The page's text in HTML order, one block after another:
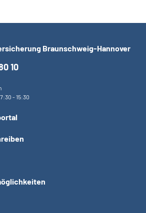
Braunschweig-Hannover
10
- 15:30